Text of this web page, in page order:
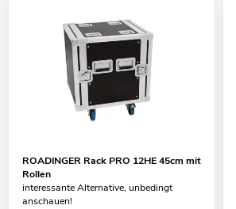
ROADINGER Rack PRO 12HE 45cm mit
Rollen
interessante Alternative, unbedingt
anschauen!